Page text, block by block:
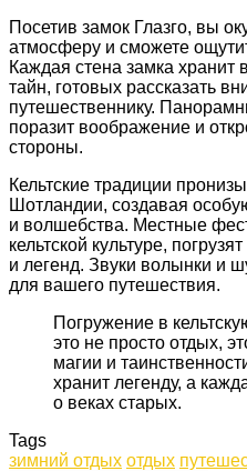
Посетив замок Глазго, вы
атмосферу и сможете
Каждая стена замка хранит
тайн, готовых рассказать
путешественнику.
поразит воображение и
стороны.
Кельтские традиции
Шотландии, создавая
и волшебства. Местные
кельтской культуре,
и легенд. Звуки волынки и
для вашего путешествия.
Погружение в
это не просто отдых,
магии и
хранит легенду, а
о веках старых.
Tags
зимний отдых отдых